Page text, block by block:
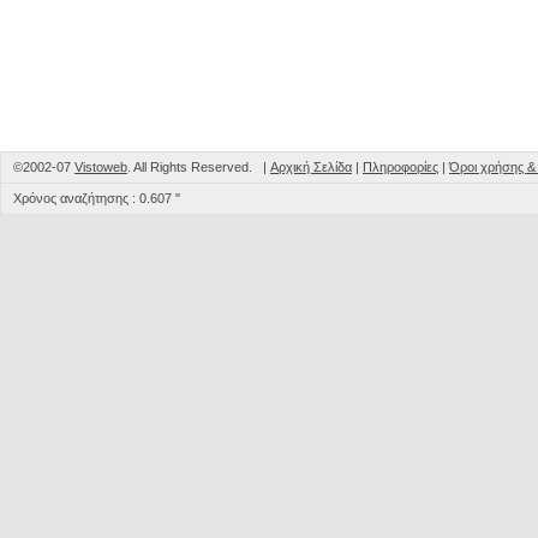
©2002-07 Vistoweb . All Rights Reserved. | Αρχική Σελίδα | Πληροφορίες |Όροι χρήσης
Χρόνος αναζήτησης : 0.607 "